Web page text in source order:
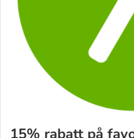
15% rabatt på